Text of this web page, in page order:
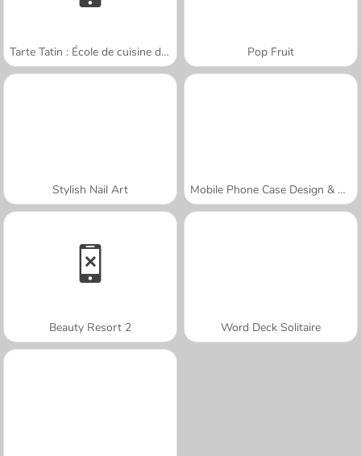
Tarte Tatin : École de cuisine de Sara Pop Fruit
Stylish Nail Art Mobile Phone Case Design & DIY
Beauty Resort 2 Word Deck Solitaire